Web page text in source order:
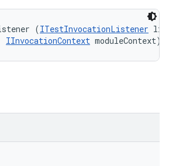
(ITestInvocationListener
IInvocationContext moduleContext)